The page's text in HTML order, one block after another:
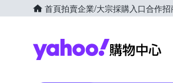
首頁拍賣企業/大宗採購入口合作招